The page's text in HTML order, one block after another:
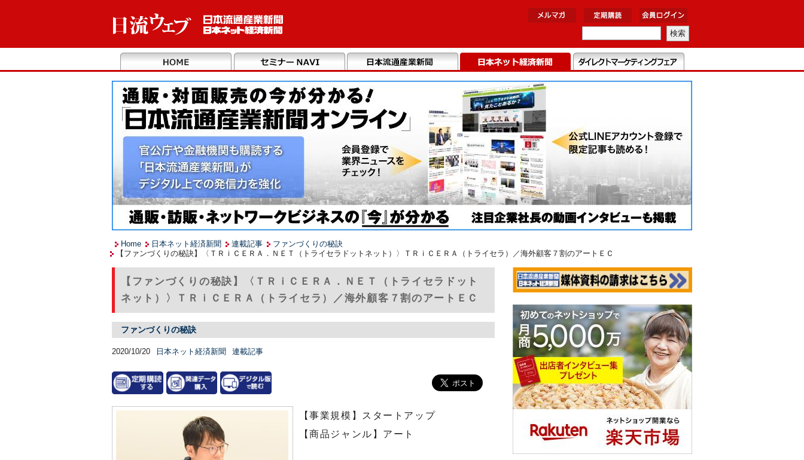
Home 日本ネット経済新聞 連載記事
ファンづくりの秘訣
【ファンづくりの秘訣】〈ＴＲｉＣＥＲＡ．ＮＥＴ（トライセラドットネット）〉ＴＲｉＣＥＲＡ（トライセラ）／海外顧客７割のアートＥＣ
【ファンづくりの秘訣】〈ＴＲｉＣＥＲＡ．ＮＥＴ（トライセラドット
ネット）〉ＴＲｉＣＥＲＡ（トライセラ）／海外顧客７割のアートＥＣ
ファンづくりの秘訣
2020/10/20 日本ネット経済新聞 連載記事
【事業規模】スタートアップ
【商品ジャンル】アート